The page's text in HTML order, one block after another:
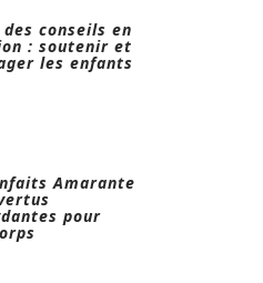
des conseils en
: soutenir et
les enfants
Amarante
pour